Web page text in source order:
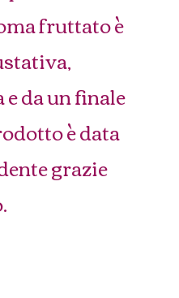
fruttato è
da un finale
è data
grazie